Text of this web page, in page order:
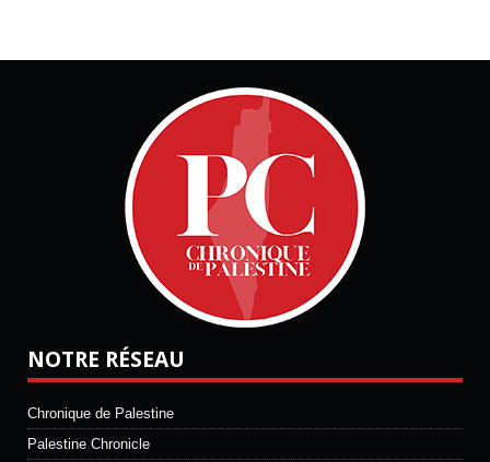
NOTRE RÉSEAU
Chronique de Palestine
Palestine Chronicle